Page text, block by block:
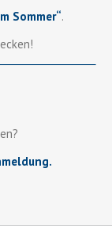
Sommer“.